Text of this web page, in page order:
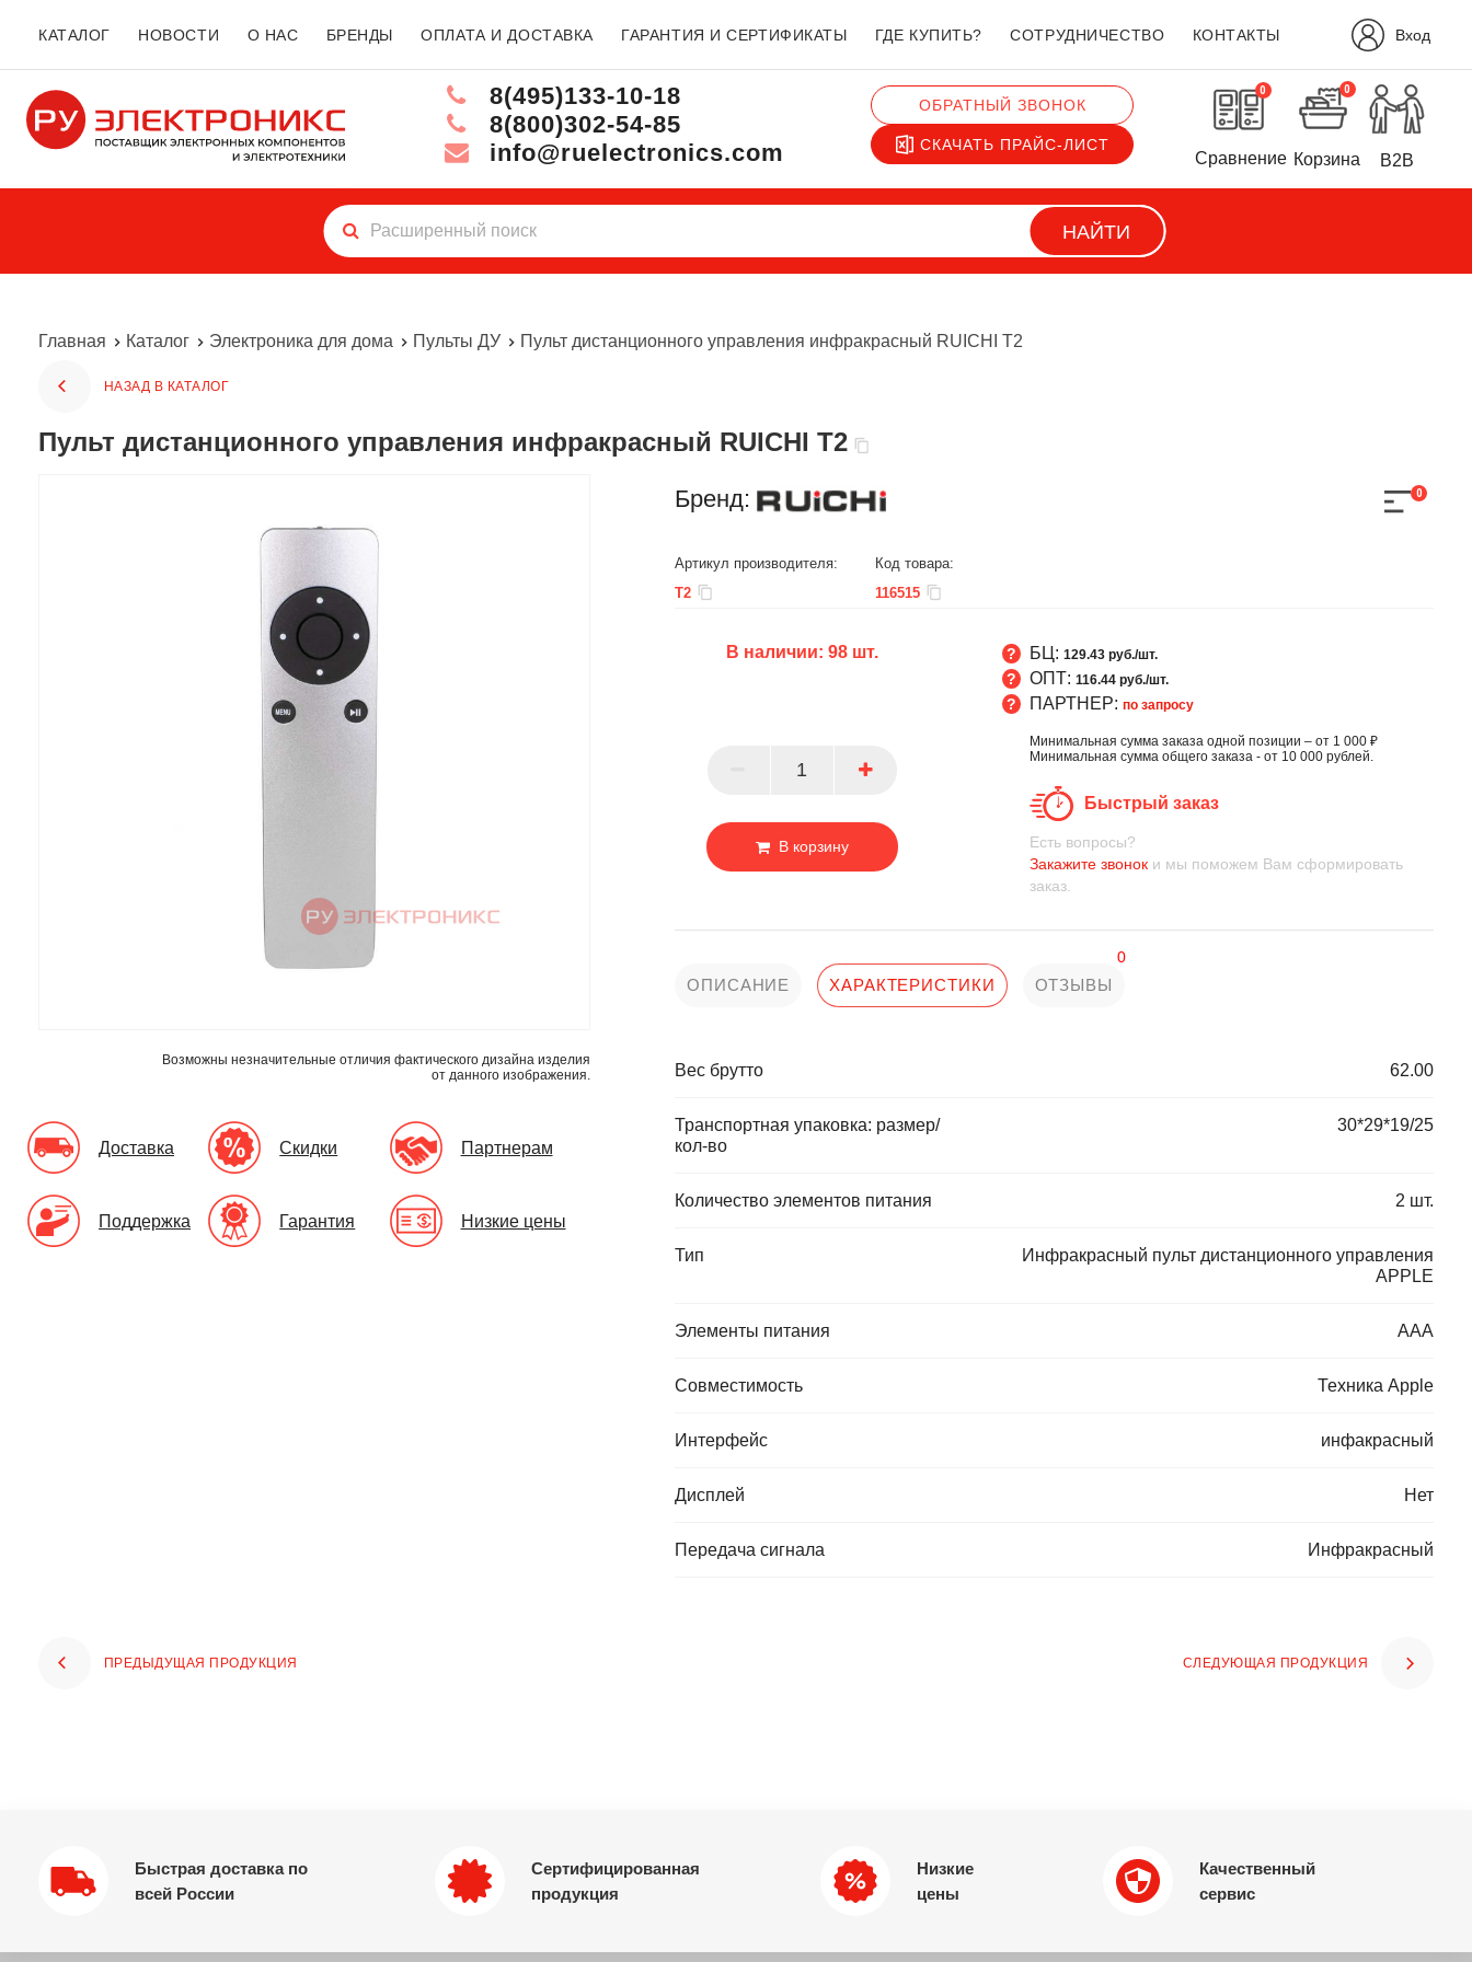
КАТАЛОГ НОВОСТИ О НАС БРЕНДЫ ОПЛАТА И ДОСТАВКА ГАРАНТИЯ И СЕРТИФИКАТЫ ГДЕ КУПИТЬ? СОТРУДНИЧЕСТВО КОНТАКТЫ Вход
8(495)133-10-18
8(800)302-54-85
info@ruelectronics.com
ОБРАТНЫЙ ЗВОНОК
СКАЧАТЬ ПРАЙС-ЛИСТ
0
Сравнение
0
Корзина B2B
НАЙТИ
Главная Каталог Электроника для дома Пульты ДУ Пульт дистанционного управления инфракрасный RUICHI T2
НАЗАД В КАТАЛОГ
Пульт дистанционного управления инфракрасный RUICHI T2
Возможны незначительные отличия фактического дизайна изделия
от данного изображения.
Доставка Скидки Партнерам
Поддержка Гарантия Низкие цены
Бренд: 0
Артикул производителя:
T2
Код товара:
116515
В наличии:98 шт.
В корзину
БЦ: 129.43 руб./шт.
ОПТ: 116.44 руб./шт.
ПАРТНЕР: по запросу
Минимальная сумма заказа одной позиции – от 1 000 ₽
Минимальная сумма общего заказа - от 10 000 рублей.
Быстрый заказ
Есть вопросы?
Закажите звоноки мы поможем Вам сформировать
заказ.
ОПИСАНИЕ ХАРАКТЕРИСТИКИ ОТЗЫВЫ
0
Вес брутто 62.00
Транспортная упаковка: размер/
кол-во
30*29*19/25
Количество элементов питания 2 шт.
Тип
Инфракрасный пульт дистанционного управления
APPLE
Элементы питания ААА
Совместимость Техника Apple
Интерфейс инфакрасный
Дисплей Нет
Передача сигнала Инфракрасный
ПРЕДЫДУЩАЯ ПРОДУКЦИЯ СЛЕДУЮЩАЯ ПРОДУКЦИЯ
Быстрая доставка по
всей России
Сертифицированная
продукция
Низкие
цены
Качественный
сервис